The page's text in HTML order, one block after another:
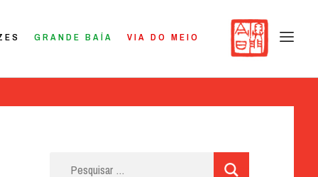
GRANDE BAÍA VIA DO MEIO